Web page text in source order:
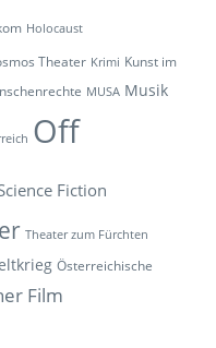
Holocaust
Theater Krimi Kunst im
MUSA Musik
Off
Fiction
Theater zum Fürchten
Österreichische
Film